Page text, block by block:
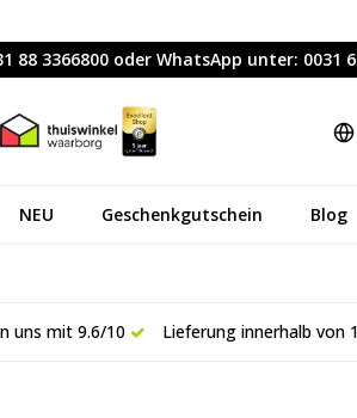
88 3366800 oder WhatsApp unter: 0031
NEU Geschenkgutschein Blog
uns mit 9.6/10 Lieferung innerhalb von